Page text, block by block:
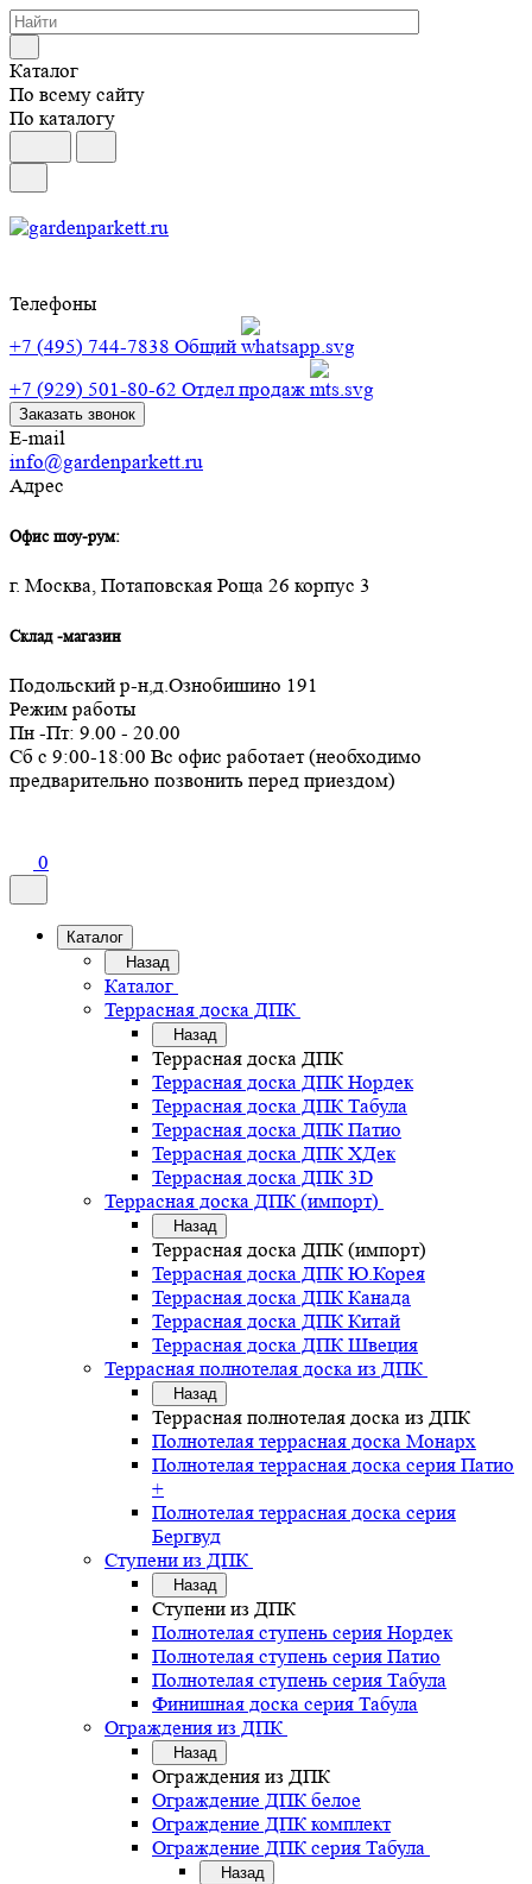
Каталог
По всему сайту
По каталогу
Телефоны
+7 (495) 744-7838 Общий
+7 (929) 501-80-62 Отдел продаж
Заказать звонок
E-mail
info@gardenparkett.ru
Адрес
Офис шоу-рум:
г. Москва, Потаповская Роща 26 корпус 3
Склад -магазин
Подольский р-н,д.Ознобишино 191
Режим работы
Пн -Пт: 9.00 - 20.00
Сб с 9:00-18:00 Вс офис работает (необходимо
предварительно позвонить перед приездом)
0
Каталог
Назад
Каталог
Террасная доска ДПК
Назад
Террасная доска ДПК
Террасная доска ДПК Нордек
Террасная доска ДПК Табула
Террасная доска ДПК Патио
Террасная доска ДПК ХДек
Террасная доска ДПК 3D
Террасная доска ДПК (импорт)
Назад
Террасная доска ДПК (импорт)
Террасная доска ДПК Ю.Корея
Террасная доска ДПК Канада
Террасная доска ДПК Китай
Террасная доска ДПК Швеция
Террасная полнотелая доска из ДПК
Назад
Террасная полнотелая доска из ДПК
Полнотелая террасная доска Монарх
Полнотелая террасная доска серия Патио
+
Полнотелая террасная доска серия
Бергвуд
Ступени из ДПК
Назад
Ступени из ДПК
Полнотелая ступень серия Нордек
Полнотелая ступень серия Патио
Полнотелая ступень серия Табула
Финишная доска серия Табула
Ограждения из ДПК
Назад
Ограждения из ДПК
Ограждение ДПК белое
Ограждение ДПК комплект
Ограждение ДПК серия Табула
Назад